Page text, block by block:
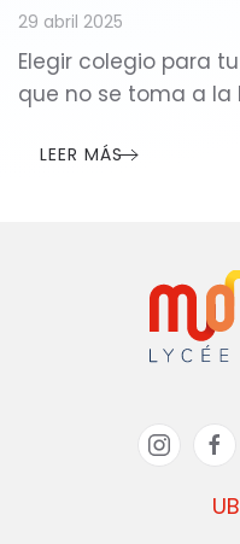
29 abril 2025
Elegir colegio para
que no se toma a la
LEER MÁS